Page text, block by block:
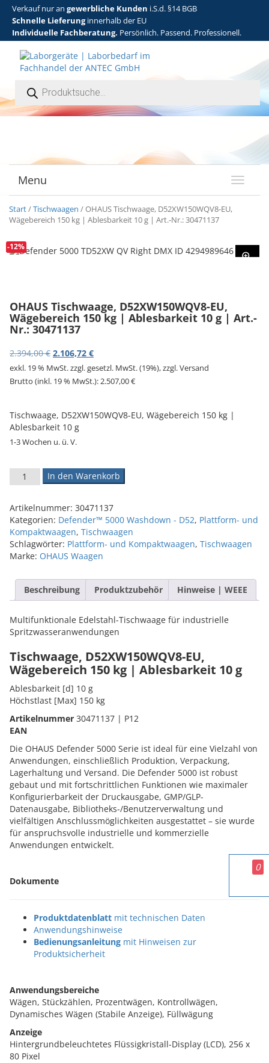
Verkauf nur an gewerbliche Kunden i.S.d. §14 BGB
Schnelle Lieferunginnerhalb der EU
Individuelle Fachberatung. Persönlich. Passend. Professionell.
T
o
n
a
t
Menu
Start/Tischwaagen / OHAUS Tischwaage, D52XW150WQV8-EU,
Wägebereich 150 kg | Ablesbarkeit 10 g | Art.-Nr.: 30471137
-12%
OHAUS Tischwaage, D52XW150WQV8-EU,
Wägebereich 150 kg | Ablesbarkeit 10 g | Art.-
Nr.: 30471137
2.394,00€ Ursprünglicher Preis war: 2.394,00 €
2.106,72 €Aktueller Preis ist: 2.106,72 €.
exkl. 19 % MwSt.zzgl. gesetzl. MwSt. (19%), zzgl. Versand
Brutto (inkl. 19 % MwSt.):2.507,00€
Tischwaage, D52XW150WQV8-EU, Wägebereich 150 kg |
Ablesbarkeit 10 g
1-3 Wochen u. ü. V.
OHAUS Tischwaage, D52XW150WQV8-EU, Wägebereich
In den Warenkorb
Artikelnummer: 30471137
Kategorien: Defender™ 5000 Washdown - D52, Plattform- und
Kompaktwaagen, Tischwaagen
Schlagwörter: Plattform- und Kompaktwaagen, Tischwaagen
Marke: OHAUS Waagen
Beschreibung Produktzubehör Hinweise | WEEE
Multifunktionale Edelstahl-Tischwaage für industrielle
Spritzwasseranwendungen
Tischwaage, D52XW150WQV8-EU,
Wägebereich 150 kg | Ablesbarkeit 10 g
Ablesbarkeit [d] 10 g
Höchstlast [Max] 150 kg
Artikelnummer 30471137 | P12
EAN
Die OHAUS Defender 5000 Serie ist ideal für eine Vielzahl von
Anwendungen, einschließlich Produktion, Verpackung,
Lagerhaltung und Versand. Die Defender 5000 ist robust
gebaut und mit fortschrittlichen Funktionen wie maximaler
Konfigurierbarkeit der Druckausgabe, GMP/GLP-
Datenausgabe, Bibliotheks-/Benutzerverwaltung und
vielfältigen Anschlussmöglichkeiten ausgestattet – sie wurde
für anspruchsvolle industrielle und kommerzielle
Anwendungen entwickelt.
Dokumente
Produktdatenblatt mit technischen Daten
Anwendungshinweise
Bedienungsanleitung mit Hinweisen zur
Produktsicherheit
Anwendungsbereiche
Wägen, Stückzählen, Prozentwägen, Kontrollwägen,
Dynamisches Wägen (Stabile Anzeige), Füllwägung
Anzeige
Hintergrundbeleuchtetes Flüssigkristall-Display (LCD), 256 x
80 Pixel
0